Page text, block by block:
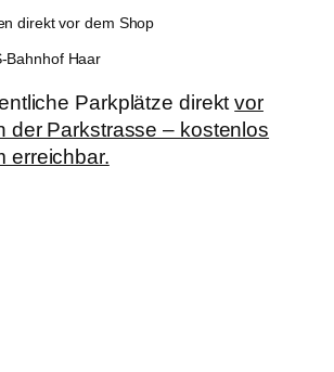
direkt vor dem Shop
Bahnhof Haar
Parkplätze direktvor
der Parkstrasse – kostenlos
erreichbar.